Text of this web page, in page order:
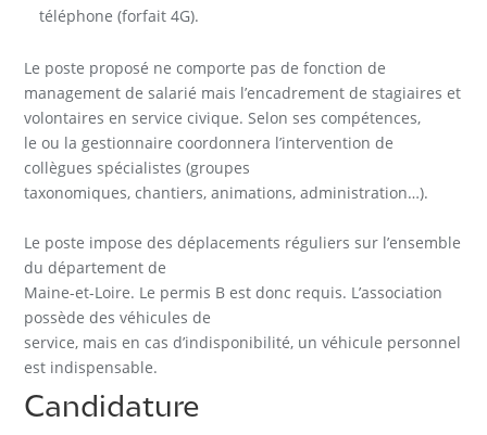
téléphone (forfait 4G).
Le poste proposé ne comporte pas de fonction de
management de salarié mais l’encadrement de stagiaires et
volontaires en service civique. Selon ses compétences,
le ou la gestionnaire coordonnera l’intervention de
collègues spécialistes (groupes
taxonomiques, chantiers, animations, administration…).
Le poste impose des déplacements réguliers sur l’ensemble
du département de
Maine-et-Loire. Le permis B est donc requis. L’association
possède des véhicules de
service, mais en cas d’indisponibilité, un véhicule personnel
est indispensable.
Candidature